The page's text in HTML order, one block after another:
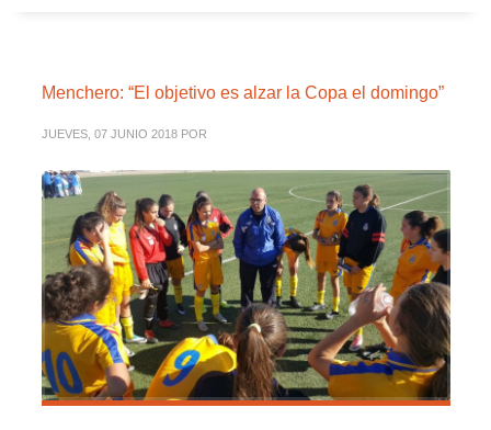
Menchero: “El objetivo es alzar la Copa el domingo”
JUEVES, 07 JUNIO 2018 POR